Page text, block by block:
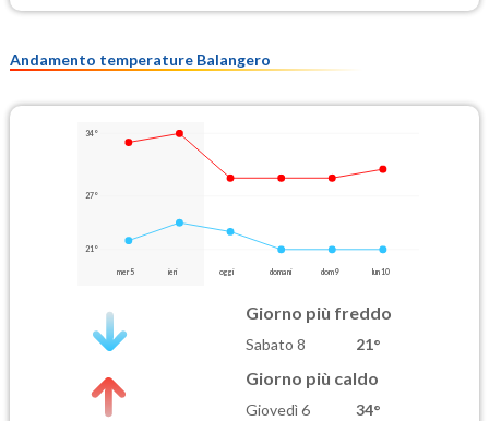
Andamento temperature Balangero
34°
27°
21°
mer 5 ieri oggi domani dom 9 lun 10
Giorno più freddo
Sabato 8 21°
Giorno più caldo
Giovedì 6 34°